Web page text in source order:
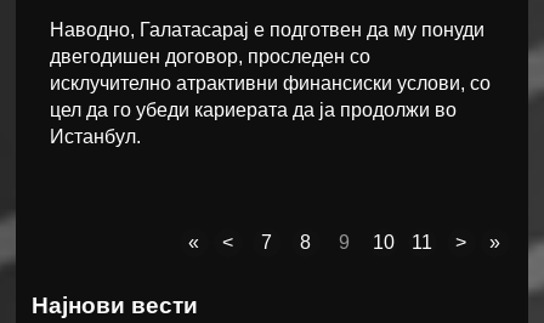
Наводно, Галатасарај е подготвен да му понуди
двегодишен договор, проследен со
исклучително атрактивни финансиски услови, со
цел да го убеди кариерата да ја продолжи во
Истанбул.
« < 7 8 9 10 11 > »
Најнови вести